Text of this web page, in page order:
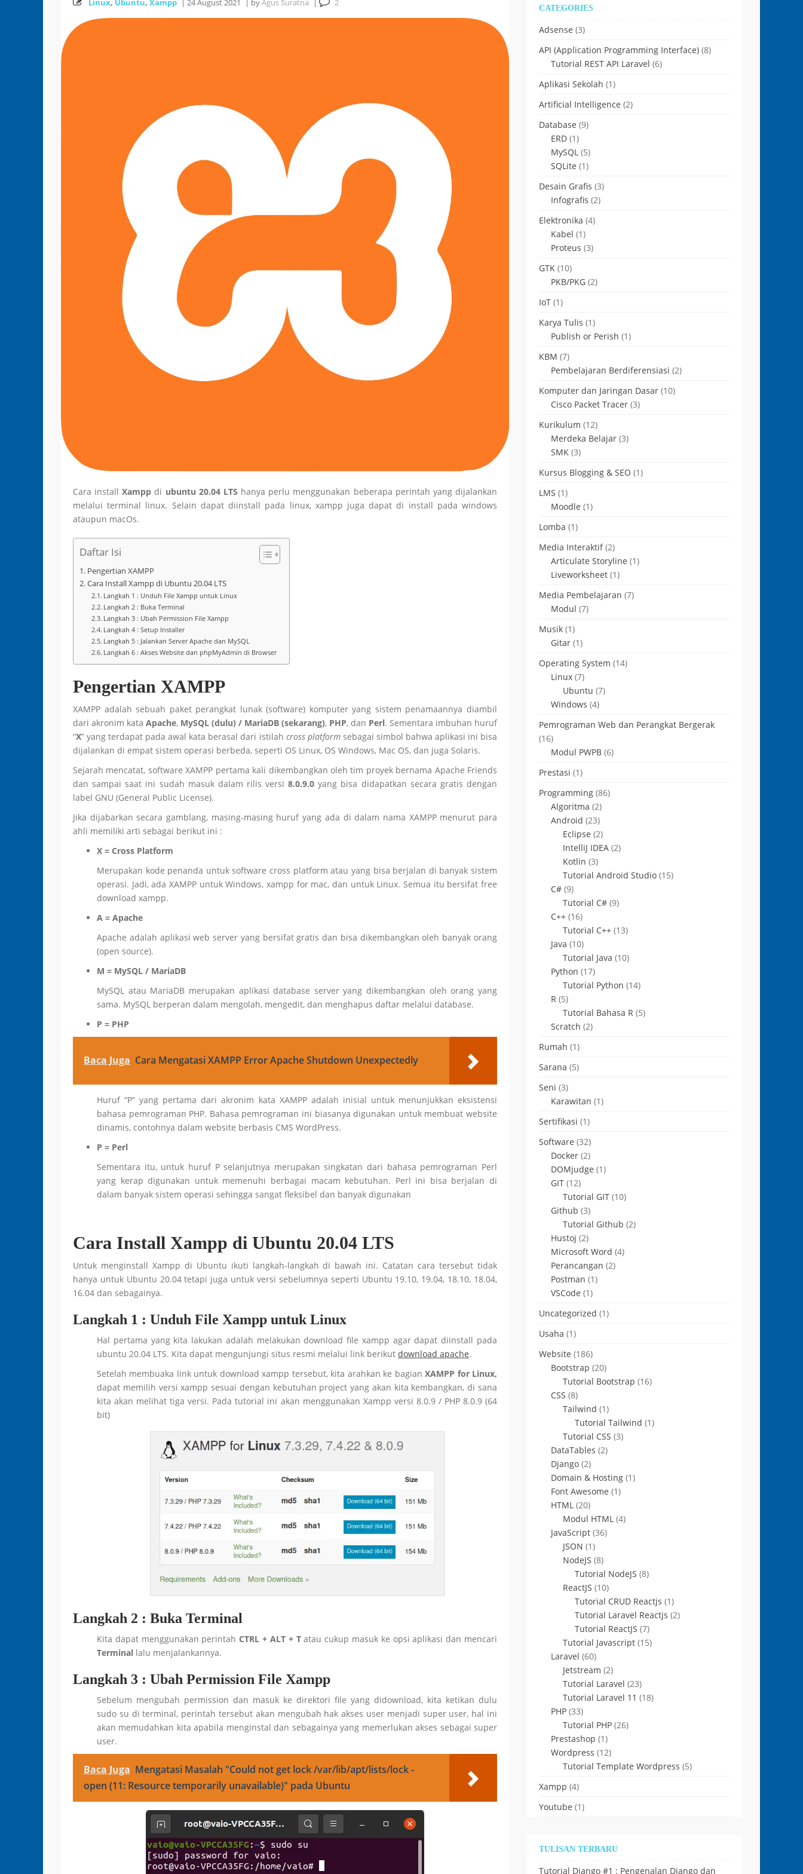
Linux, Ubuntu, Xampp | 24 August 2021 | byAgus Suratna | 2
Cara installXampp di ubuntu 20.04 LTS hanya perlu menggunakan beberapa perintah yang dijalankan
melalui terminal linux. Selain dapat diinstall pada linux, xampp juga dapat di install pada windows
ataupun macOs.
Daftar Isi
Pengertian XAMPP
Cara Install Xampp di Ubuntu 20.04 LTS
Langkah 1 : Unduh File Xampp untuk Linux
Langkah 2 : Buka Terminal
Langkah 3 : Ubah Permission File Xampp
Langkah 4 : Setup Installer
Langkah 5 : Jalankan Server Apache dan MySQL
Langkah 6 : Akses Website dan phpMyAdmin di Browser
Pengertian XAMPP
XAMPP adalah sebuah paket perangkat lunak (software) komputer yang sistem penamaannya diambil
dari akronim kata Apache, MySQL (dulu) / MariaDB (sekarang), PHP, dan Perl. Sementara imbuhan huruf
“X” yang terdapat pada awal kata berasal dari istilah cross platformsebagai simbol bahwa aplikasi ini bisa
dijalankan di empat sistem operasi berbeda, seperti OS Linux, OS Windows, Mac OS, dan juga Solaris.
Sejarah mencatat, software XAMPP pertama kali dikembangkan oleh tim proyek bernama Apache Friends
dan sampai saat ini sudah masuk dalam rilis versi8.0.9.0yang bisa didapatkan secara gratis dengan
label GNU (General Public License).
Jika dijabarkan secara gamblang, masing-masing huruf yang ada di dalam nama XAMPP menurut para
ahli memiliki arti sebagai berikut ini :
X = Cross Platform
Merupakan kode penanda untuk software cross platform atau yang bisa berjalan di banyak sistem
operasi. Jadi, ada XAMPP untuk Windows, xampp for mac, dan untuk Linux. Semua itu bersifat free
download xampp.
A = Apache
Apache adalah aplikasi web server yang bersifat gratis dan bisa dikembangkan oleh banyak orang
(open source).
M = MySQL / MariaDB
MySQL atau MariaDB merupakan aplikasi database server yang dikembangkan oleh orang yang
sama. MySQL berperan dalam mengolah, mengedit, dan menghapus daftar melalui database.
P = PHP
Baca Juga Cara Mengatasi XAMPP Error Apache Shutdown Unexpectedly
Huruf “P” yang pertama dari akronim kata XAMPP adalah inisial untuk menunjukkan eksistensi
bahasa pemrograman PHP. Bahasa pemrograman ini biasanya digunakan untuk membuat website
dinamis, contohnya dalam website berbasis CMS WordPress.
P = Perl
Sementara itu, untuk huruf P selanjutnya merupakan singkatan dari bahasa pemrograman Perl
yang kerap digunakan untuk memenuhi berbagai macam kebutuhan. Perl ini bisa berjalan di
dalam banyak sistem operasi sehingga sangat fleksibel dan banyak digunakan
Cara Install Xampp di Ubuntu 20.04 LTS
Untuk menginstall Xampp di Ubuntu ikuti langkah-langkah di bawah ini. Catatan cara tersebut tidak
hanya untuk Ubuntu 20.04 tetapi juga untuk versi sebelumnya seperti Ubuntu 19.10, 19.04, 18.10, 18.04,
16.04 dan sebagainya.
Langkah 1 : Unduh File Xampp untuk Linux
Hal pertama yang kita lakukan adalah melakukan download file xampp agar dapat diinstall pada
ubuntu 20.04 LTS. Kita dapat mengunjungi situs resmi melalui link berikut download apache.
Setelah membuaka link untuk download xampp tersebut, kita arahkan ke bagianXAMPP for Linux,
dapat memilih versi xampp sesuai dengan kebutuhan project yang akan kita kembangkan, di sana
kita akan melihat tiga versi. Pada tutorial ini akan menggunakan Xampp versi 8.0.9 / PHP 8.0.9 (64
bit)
Langkah 2 : Buka Terminal
Kita dapat menggunakan perintah CTRL + ALT + Tatau cukup masuk ke opsi aplikasi dan mencari
Terminal lalu menjalankannya.
Langkah 3 : Ubah Permission File Xampp
Sebelum mengubah permission dan masuk ke direktori file yang didownload, kita ketikan dulu
sudo su di terminal, perintah tersebut akan mengubah hak akses user menjadi super user, hal ini
akan memudahkan kita apabila menginstal dan sebagainya yang memerlukan akses sebagai super
user.
Baca Juga Mengatasi Masalah "Could not get lock /var/lib/apt/lists/lock -
open (11: Resource temporarily unavailable)" pada Ubuntu
CATEGORIES
Adsense (3)
API (Application Programming Interface) (8)
Tutorial REST API Laravel (6)
Aplikasi Sekolah (1)
Artificial Intelligence (2)
Database (9)
ERD (1)
MySQL (5)
SQLite (1)
Desain Grafis (3)
Infografis (2)
Elektronika (4)
Kabel (1)
Proteus (3)
GTK (10)
PKB/PKG (2)
IoT (1)
Karya Tulis (1)
Publish or Perish (1)
KBM (7)
Pembelajaran Berdiferensiasi (2)
Komputer dan Jaringan Dasar (10)
Cisco Packet Tracer (3)
Kurikulum (12)
Merdeka Belajar (3)
SMK (3)
Kursus Blogging & SEO (1)
LMS (1)
Moodle (1)
Lomba (1)
Media Interaktif(2)
Articulate Storyline (1)
Liveworksheet (1)
Media Pembelajaran (7)
Modul (7)
Musik (1)
Gitar (1)
Operating System (14)
Linux (7)
Ubuntu (7)
Windows (4)
Pemrograman Web dan Perangkat Bergerak
(16)
Modul PWPB (6)
Prestasi (1)
Programming (86)
Algoritma (2)
Android (23)
Eclipse (2)
IntelliJ IDEA (2)
Kotlin (3)
Tutorial Android Studio (15)
C# (9)
Tutorial C# (9)
C++ (16)
Tutorial C++ (13)
Java (10)
Tutorial Java (10)
Python (17)
Tutorial Python (14)
R (5)
Tutorial Bahasa R (5)
Scratch (2)
Rumah (1)
Sarana (5)
Seni (3)
Karawitan (1)
Sertifikasi (1)
Software (32)
Docker (2)
DOMjudge (1)
GIT (12)
Tutorial GIT (10)
Github (3)
Tutorial Github (2)
Hustoj (2)
Microsoft Word (4)
Perancangan (2)
Postman (1)
VSCode (1)
Uncategorized (1)
Usaha (1)
Website (186)
Bootstrap (20)
Tutorial Bootstrap (16)
CSS (8)
Tailwind (1)
Tutorial Tailwind (1)
Tutorial CSS (3)
DataTables (2)
Django (2)
Domain & Hosting (1)
Font Awesome (1)
HTML (20)
Modul HTML (4)
JavaScript (36)
JSON (1)
NodeJS (8)
Tutorial NodeJS (8)
ReactJS (10)
Tutorial CRUD Reactjs (1)
Tutorial Laravel Reactjs (2)
Tutorial ReactJS (7)
Tutorial Javascript (15)
Laravel (60)
Jetstream (2)
Tutorial Laravel (23)
Tutorial Laravel 11 (18)
PHP (33)
Tutorial PHP (26)
Prestashop (1)
Wordpress (12)
Tutorial Template Wordpress (5)
Xampp (4)
Youtube (1)
TULISAN TERBARU
Tutorial Django #1 : Pengenalan Django dan